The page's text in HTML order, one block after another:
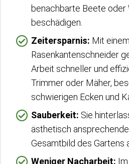
benachbarte Beete oder
beschädigen.
Zeitersparnis: Mit einem
Rasenkantenschneider
Arbeit schneller und
Trimmer oder Mäher,
schwierigen Ecken und
Sauberkeit: Sie
ästhetisch
Gesamtbild des Gartens
Weniger Nacharbeit: